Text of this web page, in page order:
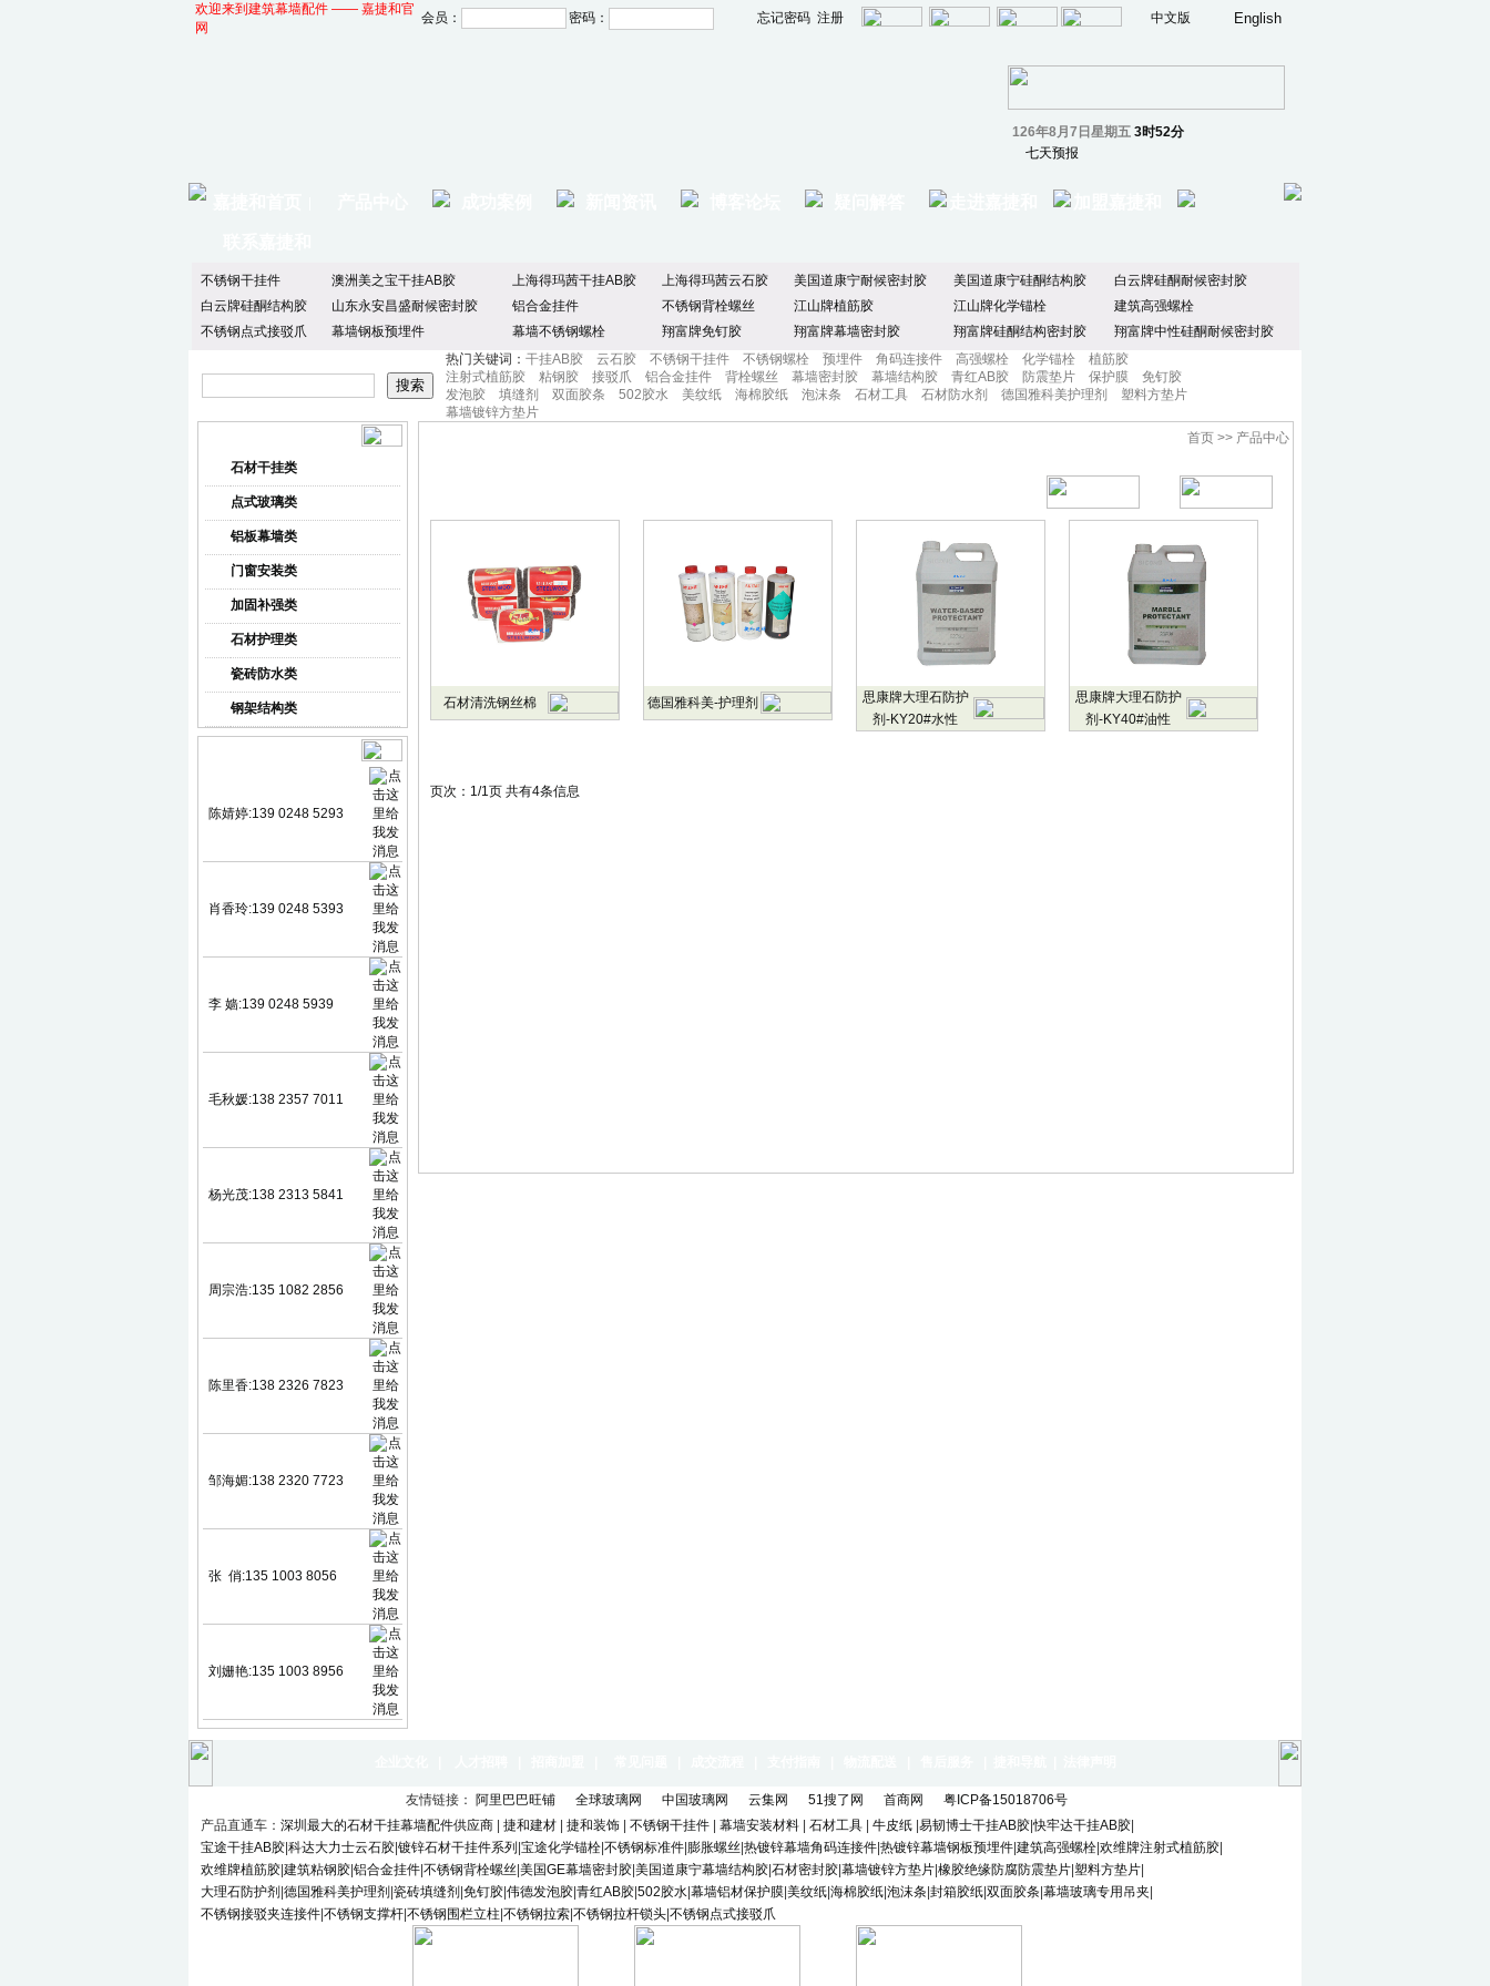
欢迎来到建筑幕墙配件 —— 嘉捷和官
网
会员： 密码： 忘记密码 注册 中文版 English
126年8月7日星期五 3时52分
不锈钢干挂件 澳洲美之宝干挂AB胶 上海得玛茜干挂AB胶 上海得玛茜云石胶 美国道康宁耐候密封胶 美国道康宁硅酮结构胶
白云牌硅酮耐候密封胶
白云牌硅酮结构胶
山东永安昌盛耐候密封胶 铝合金挂件 不锈钢背栓螺丝 江山牌植筋胶 江山牌化学锚栓
建筑高强螺栓
不锈钢点式接驳爪
幕墙钢板预埋件 幕墙不锈钢螺栓 翔富牌免钉胶 翔富牌幕墙密封胶 翔富牌硅酮结构密封胶
翔富牌中性硅酮耐候密封胶
热门关键词： 干挂AB胶 云石胶 不锈钢干挂件 不锈钢螺栓 预埋件 角码连接件 高强螺栓 化学锚栓
植筋胶
注射式植筋胶
粘钢胶 接驳爪 铝合金挂件 背栓螺丝 幕墙密封胶 幕墙结构胶 青红AB胶 防震垫片 保护膜
免钉胶
发泡胶
填缝剂 双面胶条 502胶水 美纹纸 海棉胶纸 泡沫条 石材工具 石材防水剂 德国雅科美护理剂
塑料方垫片
幕墙镀锌方垫片
石材干挂类
点式玻璃类
铝板幕墙类
门窗安装类
加固补强类
石材护理类
瓷砖防水类
钢架结构类
陈婧婷:139 0248 5293
肖香玲:139 0248 5393
李 嫱:139 0248 5939
毛秋媛:138 2357 7011
杨光茂:138 2313 5841
周宗浩:135 1082 2856
陈里香:138 2326 7823
邹海媚:138 2320 7723
张 俏:135 1003 8056
刘姗艳:135 1003 8956
首页 >> 产品中心
石材清洗钢丝棉 德国雅科美-护理剂
思康牌大理石防护
剂-KY20#水性
思康牌大理石防护
剂-KY40#油性
页次：1/1页 共有4条信息
友情链接： 阿里巴巴旺铺 全球玻璃网 中国玻璃网 云集网 51搜了网 首商网
粤ICP备15018706号
产品直通车： 深圳最大的石材干挂幕墙配件供应商| 捷和建材| 捷和装饰| 不锈钢干挂件| 幕墙安装材料 石材工具| 牛皮纸| 易韧博士干挂AB胶|快牢达干挂AB胶|
宝途干挂AB胶| 科达大力士云石胶| 镀锌石材干挂件系列 宝途化学锚栓| 不锈钢标准件| 膨胀螺丝 热镀锌幕墙角码连接件| 热镀锌幕墙钢板预埋件| 建筑高强螺栓| 欢维牌注射式植筋胶|
欢维牌植筋胶| 建筑粘钢胶| 铝合金挂件| 不锈钢背栓螺丝 美国GE幕墙密封胶| 美国道康宁幕墙结构胶| 石材密封胶| 幕墙镀锌方垫片| 橡胶绝缘防腐防震垫片| 塑料方垫片|
大理石防护剂 德国雅科美护理剂 瓷砖填缝剂 免钉胶| 伟德发泡胶| 青红AB胶| 502胶水| 幕墙铝材保护膜| 美纹纸| 海棉胶纸| 泡沫条 封箱胶纸| 双面胶条 幕墙玻璃专用吊夹
不锈钢接驳夹连接件| 不锈钢支撑杆| 不锈钢围栏立柱| 不锈钢拉索| 不锈钢拉杆锁头| 不锈钢点式接驳爪